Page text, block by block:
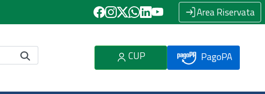
Area Riservata
CUP PagoPA